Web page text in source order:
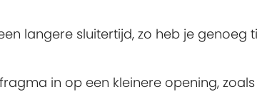
langere sluitertijd, zo heb je
in op een kleinere opening,